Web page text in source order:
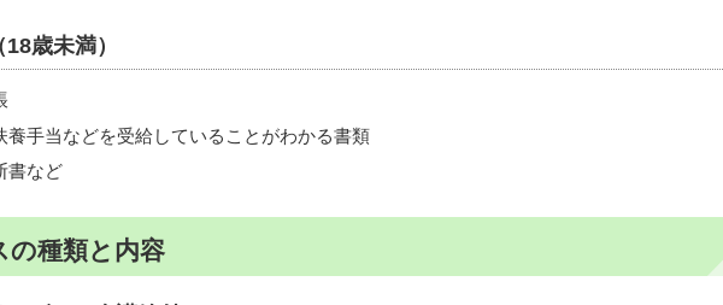
歳未満）
養手当などを受給していることがわかる書類
書など
の種類と内容